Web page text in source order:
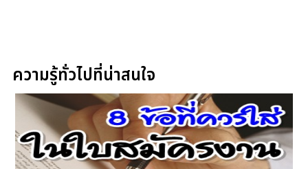
ความรู้ทั่วไปที่น่าสนใจ